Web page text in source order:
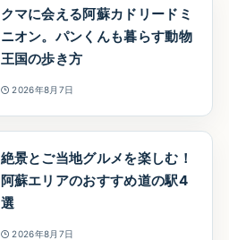
クマに会える阿蘇カドリードミ
ニオン。パンくんも暮らす動物
王国の歩き方
2026年8月7日
絶景とご当地グルメを楽しむ！
阿蘇エリアのおすすめ道の駅4
選
2026年8月7日